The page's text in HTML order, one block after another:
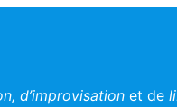
d’improvisation et de